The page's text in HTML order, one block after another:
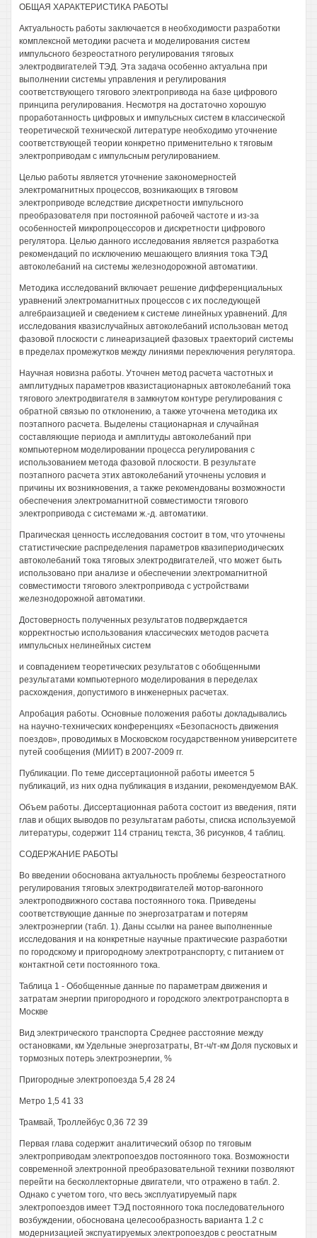
ОБЩАЯ ХАРАКТЕРИСТИКА РАБОТЫ
Актуальность работы заключается в необходимости разработки
комплексной методики расчета и моделирования систем
импульсного безреостатного регулирования тяговых
электродвигателей ТЭД. Эта задача особенно актуальна при
выполнении системы управления и регулирования
соответствующего тягового электропривода на базе цифрового
принципа регулирования. Несмотря на достаточно хорошую
проработанность цифровых и импульсных систем в классической
теоретической технической литературе необходимо уточнение
соответствующей теории конкретно применительно к тяговым
электроприводам с импульсным регулированием.
Целью работы является уточнение закономерностей
электромагнитных процессов, возникающих в тяговом
электроприводе вследствие дискретности импульсного
преобразователя при постоянной рабочей частоте и из-за
особенностей микропроцессоров и дискретности цифрового
регулятора. Целью данного исследования является разработка
рекомендаций по исключению мешающего влияния тока ТЭД
автоколебаний на системы железнодорожной автоматики.
Методика исследований включает решение дифференциальных
уравнений электромагнитных процессов с их последующей
алгебраизацией и сведением к системе линейных уравнений. Для
исследования квазислучайных автоколебаний использован метод
фазовой плоскости с линеаризацией фазовых траекторий системы
в пределах промежутков между линиями переключения регулятора.
Научная новизна работы. Уточнен метод расчета частотных и
амплитудных параметров квазистационарных автоколебаний тока
тягового электродвигателя в замкнутом контуре регулирования с
обратной связью по отклонению, а также уточнена методика их
поэтапного расчета. Выделены стационарная и случайная
составляющие периода и амплитуды автоколебаний при
компьютерном моделировании процесса регулирования с
использованием метода фазовой плоскости. В результате
поэтапного расчета этих автоколебаний уточнены условия и
причины их возникновения, а также рекомендованы возможности
обеспечения электромагнитной совместимости тягового
электропривода с системами ж.-д. автоматики.
Прагическая ценность исследования состоит в том, что уточнены
статистические распределения параметров квазипериодических
автоколебаний тока тяговых электродвигателей, что может быть
использовано при анализе и обеспечении электромагнитной
совместимости тягового электропривода с устройствами
железнодорожной автоматики.
Достоверность полученных результатов подверждается
корректностью использования классических методов расчета
импульсных нелинейных систем
и совпадением теоретических результатов с обобщенными
результатами компьютерного моделирования в переделах
расхождения, допустимого в инженерных расчетах.
Апробация работы. Основные положения работы докладывались
на научно-технических конференциях «Безопасность движения
поездов», проводимых в Московском государственном университете
путей сообщения (МИИТ) в 2007-2009 гг.
Публикации. По теме диссертационной работы имеется 5
публикаций, из них одна публикация в издании, рекомендуемом ВАК.
Объем работы. Диссертационная работа состоит из введения, пяти
глав и общих выводов по результатам работы, списка используемой
литературы, содержит 114 страниц текста, 36 рисунков, 4 таблиц.
СОДЕРЖАНИЕ РАБОТЫ
Во введении обоснована актуальность проблемы безреостатного
регулирования тяговых электродвигателей мотор-вагонного
электроподвижного состава постоянного тока. Приведены
соответствующие данные по энергозатратам и потерям
электроэнергии (табл. 1). Даны ссылки на ранее выполненные
исследования и на конкретные научные практические разработки
по городскому и пригородному электротранспорту, с питанием от
контактной сети постоянного тока.
Таблица 1 - Обобщенные данные по параметрам движения и
затратам энергии пригородного и городского электротранспорта в
Москве
Вид электрического транспорта Среднее расстояние между
остановками, км Удельные энергозатраты, Вт-ч/т-км Доля пусковых и
тормозных потерь электроэнергии, %
Пригородные электропоезда 5,4 28 24
Метро 1,5 41 33
Трамвай, Троллейбус 0,36 72 39
Первая глава содержит аналитический обзор по тяговым
электроприводам электропоездов постоянного тока. Возможности
современной электронной преобразовательной техники позволяют
перейти на бесколлекторные двигатели, что отражено в табл. 2.
Однако с учетом того, что весь эксплуатируемый парк
электропоездов имеет ТЭД постоянного тока последовательного
возбуждении, обоснована целесообразность варианта 1.2 с
модернизацией экспуатируемых электропоездов с реостатным